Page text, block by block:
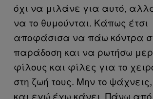
όχι να μιλάνε για αυτό,
να το θυμούνται. Κάπως έτσι
αποφάσισα να πάω κόντρα
παράδοση και να ρωτήσω
φίλους και φίλες για το
στη ζωή τους. Μην το
και εγώ έχω κάνει. Πάνω